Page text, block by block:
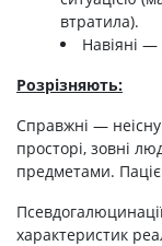
втратила).
Навіяні —
Розрізняють:
Справжні —
просторі, зовні
предметами.
характеристик